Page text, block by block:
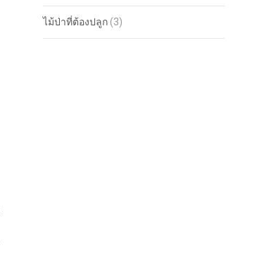
ไม้ป่าที่ต้องปลูก (3)